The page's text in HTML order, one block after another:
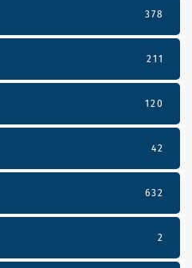
378
211
120
42
632
2